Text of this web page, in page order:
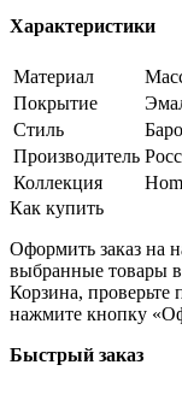
Характеристики
Материал
Покрытие
Стиль
Производитель
Коллекция
Как купить
Оформить заказ на
выбранные товары в
Корзина, проверьте
нажмите кнопку
Быстрый заказ